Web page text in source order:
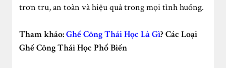
trơn tru, an toàn và hiệu quả trong mọi tình huống.
Tham khảo:Ghế Công Thái Học Là Gì? Các Loại
Ghế Công Thái Học Phổ Biến